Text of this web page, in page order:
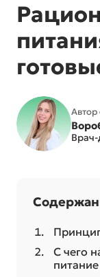
Автор
Врач-
С чего
питание